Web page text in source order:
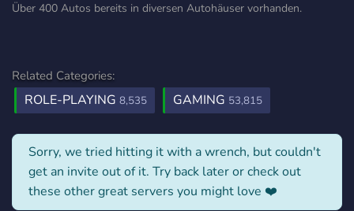
Über 400 Autos bereits in diversen Autohäuser vorhanden.
Related Categories:
ROLE-PLAYING 8,535 GAMING 53,815
Sorry, we tried hitting it with a wrench, but couldn't
get an invite out of it. Try back later or check out
these other great servers you might love ❤️